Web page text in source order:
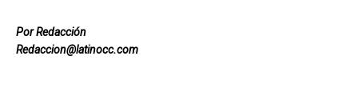
Por Redacción
Redaccion@latinocc.com